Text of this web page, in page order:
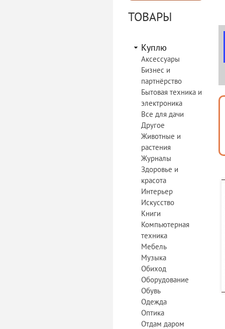
ТОВАРЫ
Куплю
Аксессуары
Бизнес и
партнёрство
Бытовая техника и
электроника
Все для дачи
Другое
Животные и
растения
Журналы
Здоровье и
красота
Интерьер
Искусство
Книги
Компьютерная
техника
Мебель
Музыка
Обиход
Оборудование
Обувь
Одежда
Оптика
Отдам даром